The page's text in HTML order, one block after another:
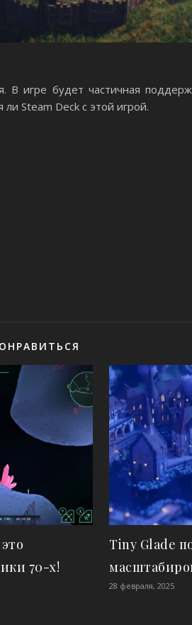
В игре будет частичная
Steam Deck с этой игрой.
70-х!
Tiny Glade
28 февраля, 2025